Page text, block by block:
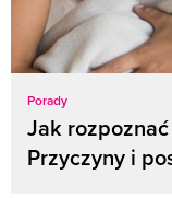
Porady
Jak
Przyczyny i